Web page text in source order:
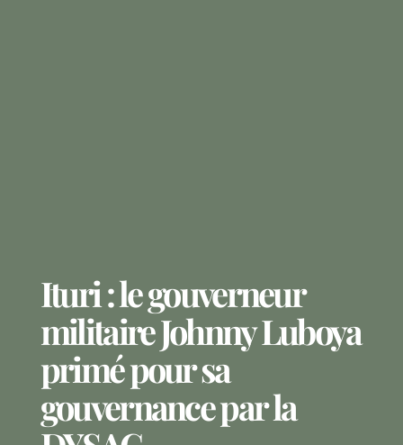
Ituri : le gouverneur
militaire Johnny Luboya
primé pour sa
gouvernance par la